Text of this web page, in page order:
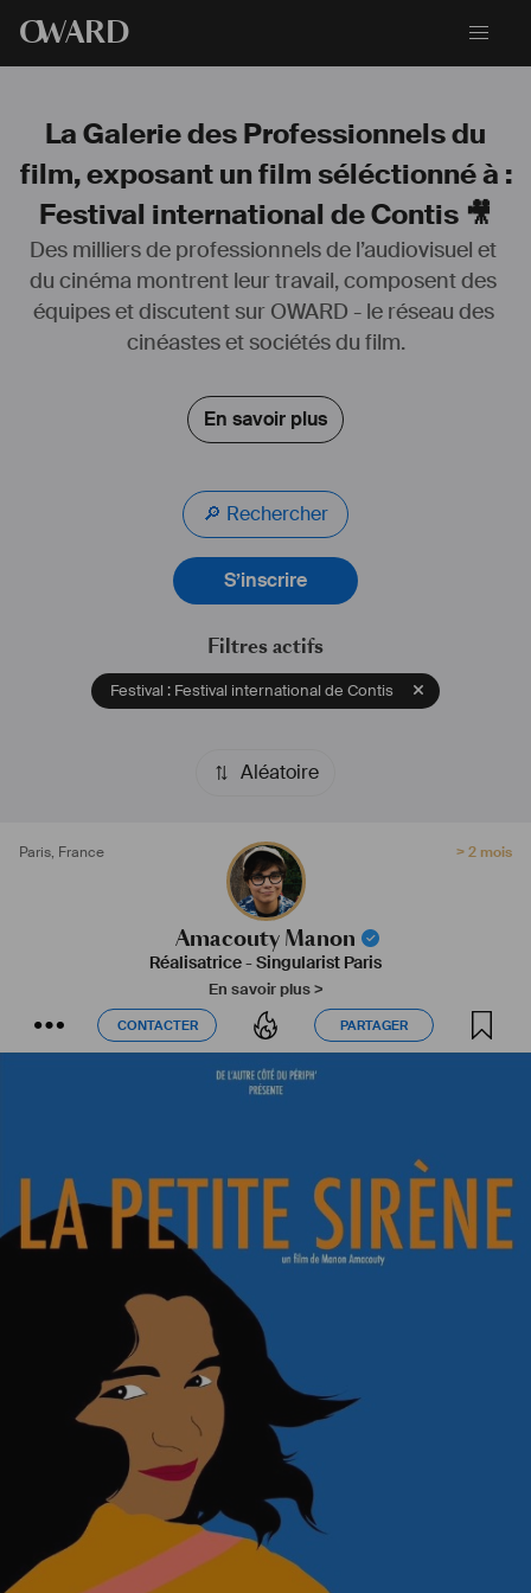
OWARD
La Galerie des Professionnels du
film, exposant un film séléctionné à :
Festival international de Contis 🎥
Des milliers de professionnels de l’audiovisuel et
du cinéma montrent leur travail, composent des
équipes et discutent sur OWARD - le réseau des
cinéastes et sociétés du film.
En savoir plus
🔎 Rechercher
S’inscrire
Filtres actifs
Festival : Festival international de Contis
Aléatoire
Paris, France > 2 mois
Amacouty Manon
Réalisatrice-Singularist Paris
En savoir plus >
Diplômée de l'ESRA Paris, option
Je réalise mon premier #court-métrage en 2018 avec la production
De l’autre Côté du Périph’.
Actuellement, je suis en postproduction d'un mockumentaire : la
minutes qui se déroule à l’île de la #Réunion, dont je suis originaire.
Le projet a obtenu l'aide à l'écriture de la Région Réunion.
/ Photoshop / Final Draft.
Je suis intéressée par toutes collaborations sur des clips, pubs,
fictions ...
CONTACTER PARTAGER
CONTACTER PARTAGER